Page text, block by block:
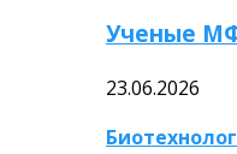
Ученые
23.06.2026